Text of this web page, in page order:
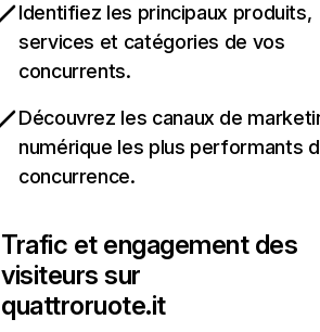
Identifiez les principaux produits,
services et catégories de vos
concurrents.
Découvrez les canaux de
numérique les plus performants
concurrence.
Trafic et engagement des
visiteurs sur
quattroruote.it